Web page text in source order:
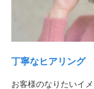
丁寧なヒアリング
お客様のなりたいイ